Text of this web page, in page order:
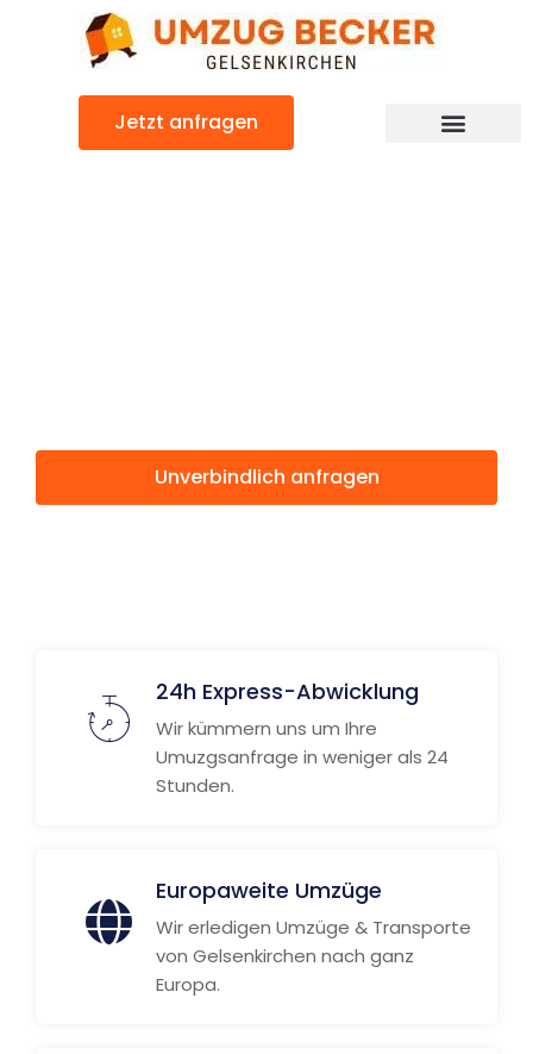
Jetzt anfragen
Unverbindlich anfragen
24h Express-Abwicklung
Wir kümmern uns um Ihre
Umuzgsanfrage in weniger als 24
Stunden.
Europaweite Umzüge
Wir erledigen Umzüge & Transporte
von Gelsenkirchen nach ganz
Europa.